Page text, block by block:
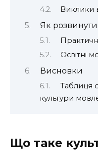
Виклики
Як
Освітні
Висновки
Таблиця
культури
Що таке